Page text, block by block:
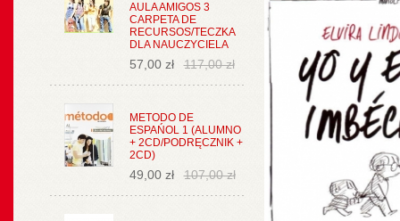
AULA AMIGOS 3
CARPETA DE
RECURSOS/TECZKA
DLA NAUCZYCIELA
57,00 zł 117,00 zł
METODO DE
ESPAŃOL 1 (ALUMNO
+ 2CD/PODRĘCZNIK +
2CD)
49,00 zł 107,00 zł